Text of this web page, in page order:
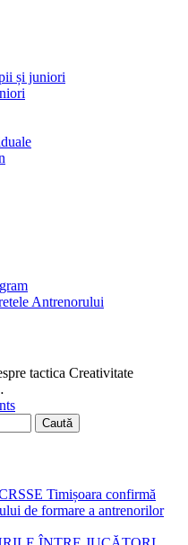
și juniori
Antrenorului
tactica Creativitate
Timișoara confirmă
de formare a antrenorilor